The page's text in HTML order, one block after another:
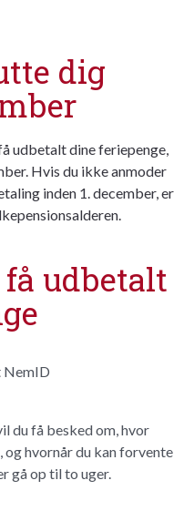
dig
udbetalt dine feriepenge,
Hvis du ikke anmoder
inden 1. december, er
udbetalt
NemID
du få besked om, hvor
og hvornår du kan forvente
gå op til to uger.